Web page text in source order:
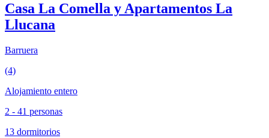
Casa La Comella y Apartamentos La
Llucana
Barruera
(4)
Alojamiento entero
2 - 41 personas
13 dormitorios